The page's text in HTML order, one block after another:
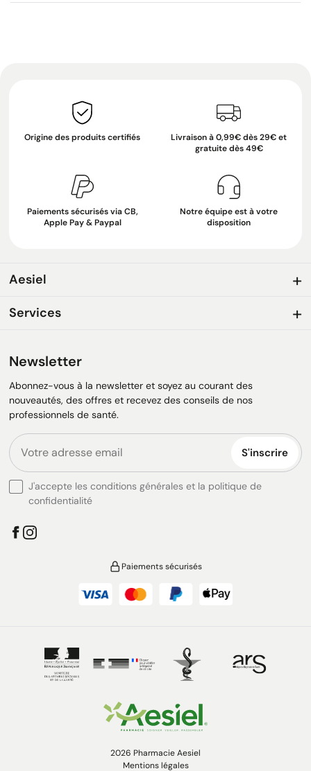
Origine des produits certifiés
Livraison à 0,99€ dès 29€ et
gratuite dès 49€
Paiements sécurisés via CB,
Apple Pay & Paypal
Notre équipe est à votre
disposition
Aesiel
Services
Newsletter
Abonnez-vous à la newsletter et soyez au courant des
nouveautés, des offres et recevez des conseils de nos
professionnels de santé.
S'inscrire
J'accepte les conditions générales et la politique de
confidentialité
Paiements sécurisés
2026 Pharmacie Aesiel
Mentions légales